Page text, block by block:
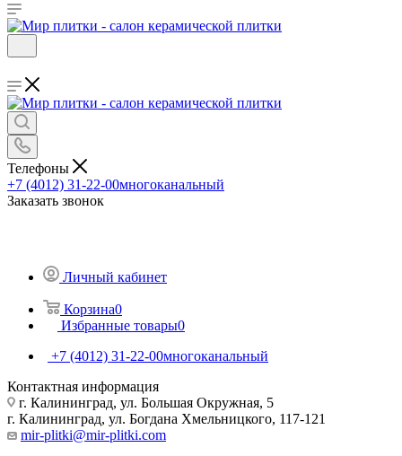
Телефоны
+7 (4012) 31-22-00многоканальный
Заказать звонок
Личный кабинет
Корзина0
Избранные товары0
+7 (4012) 31-22-00многоканальный
Контактная информация
г. Калининград, ул. Большая Окружная, 5
г. Калининград, ул. Богдана Хмельницкого, 117-121
mir-plitki@mir-plitki.com